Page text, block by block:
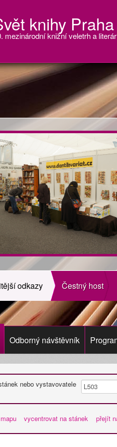
knihy
mezinárodní knižní veletrh a
odkazy Čestný host
Odborný návštěvník
nebo vystavovatele
vycentrovat na stánek přejít